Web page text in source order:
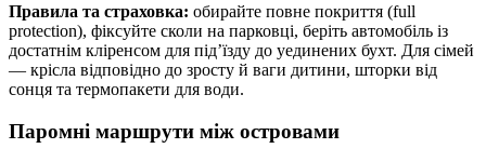
Правила та страховка: обирайте повне покриття (full
protection), фіксуйте сколи на парковці, беріть автомобіль із
достатнім кліренсом для під’їзду до уединених бухт. Для сімей
— крісла відповідно до зросту й ваги дитини, шторки від
сонця та термопакети для води.
Паромні маршрути між островами